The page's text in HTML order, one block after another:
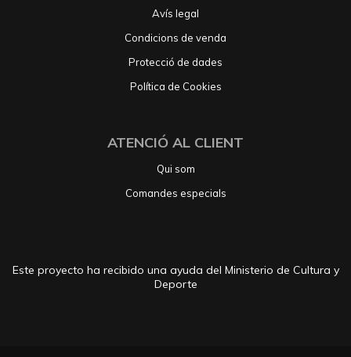
Avís legal
Condicions de venda
Protecció de dades
Política de Cookies
ATENCIÓ AL CLIENT
Qui som
Comandes especials
Este proyecto ha recibido una ayuda del Ministerio de Cultura y
Deporte